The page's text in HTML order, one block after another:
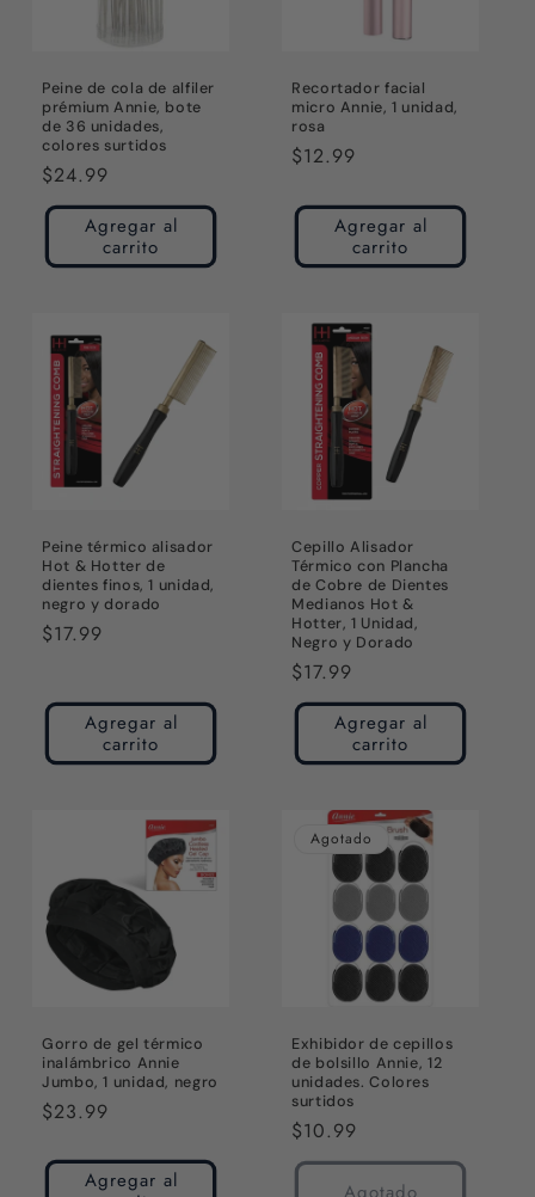
Peine de cola de alfiler
prémium Annie, bote
de 36 unidades,
colores surtidos
Precio
habitual
$24.99
Agregar al
carrito
Recortador facial
micro Annie, 1 unidad,
rosa
Precio
$12.99
Agregar al
carrito
Peine térmico alisador
Hot & Hotter de
dientes finos, 1 unidad,
negro y dorado
Precio
$17.99
Agregar al
carrito
Cepillo Alisador
Térmico con Plancha
de Cobre de Dientes
Medianos Hot &
Hotter, 1 Unidad,
Negro y Dorado
Precio
habitual
$17.99
Agregar al
carrito
Gorro de gel térmico
inalámbrico Annie
Jumbo, 1 unidad, negro
Precio
$23.99
Agregar al
Agotado
Exhibidor de cepillos
de bolsillo Annie, 12
unidades. Colores
surtidos
Precio
habitual
$10.99
Agotado